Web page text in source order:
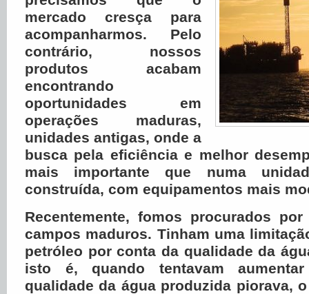
mercado cresça para
acompanharmos. Pelo
contrário, nossos
produtos acabam
encontrando
oportunidades em
operações maduras,
unidades antigas, onde a
busca pela eficiência e melhor
mais importante que numa
construída, com equipamentos mais
Recentemente, fomos procurados
campos maduros. Tinham uma
petróleo por conta da qualidade da
isto é, quando tentavam
qualidade da água produzida piorava,